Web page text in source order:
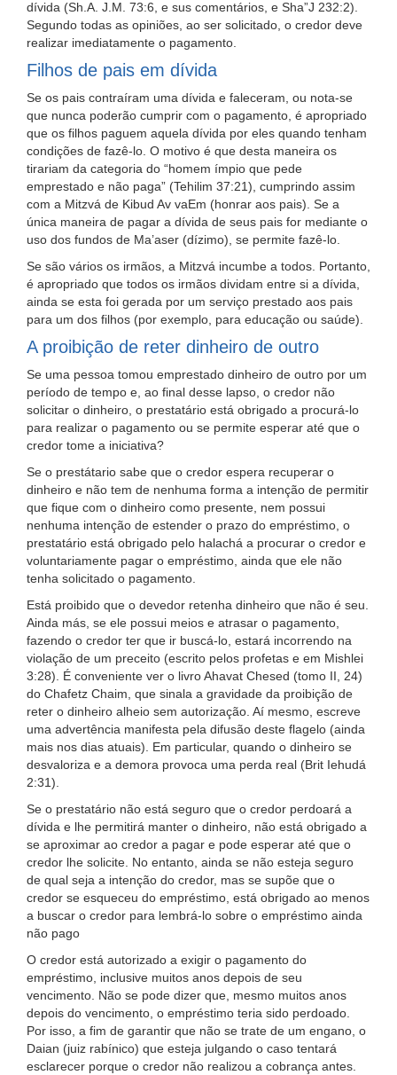
dívida (Sh.A. J.M. 73:6, e sus comentários, e Sha”J 232:2).
Segundo todas as opiniões, ao ser solicitado, o credor deve
realizar imediatamente o pagamento.
Filhos de pais em dívida
Se os pais contraíram uma dívida e faleceram, ou nota-se
que nunca poderão cumprir com o pagamento, é apropriado
que os filhos paguem aquela dívida por eles quando tenham
condições de fazê-lo. O motivo é que desta maneira os
tirariam da categoria do “homem ímpio que pede
emprestado e não paga” (Tehilim 37:21), cumprindo assim
com a Mitzvá de Kibud Av vaEm (honrar aos pais). Se a
única maneira de pagar a dívida de seus pais for mediante o
uso dos fundos de Ma’aser (dízimo), se permite fazê-lo.
Se são vários os irmãos, a Mitzvá incumbe a todos. Portanto,
é apropriado que todos os irmãos dividam entre si a dívida,
ainda se esta foi gerada por um serviço prestado aos pais
para um dos filhos (por exemplo, para educação ou saúde).
A proibição de reter dinheiro de outro
Se uma pessoa tomou emprestado dinheiro de outro por um
período de tempo e, ao final desse lapso, o credor não
solicitar o dinheiro, o prestatário está obrigado a procurá-lo
para realizar o pagamento ou se permite esperar até que o
credor tome a iniciativa?
Se o prestátario sabe que o credor espera recuperar o
dinheiro e não tem de nenhuma forma a intenção de permitir
que fique com o dinheiro como presente, nem possui
nenhuma intenção de estender o prazo do empréstimo, o
prestatário está obrigado pelo halachá a procurar o credor e
voluntariamente pagar o empréstimo, ainda que ele não
tenha solicitado o pagamento.
Está proibido que o devedor retenha dinheiro que não é seu.
Ainda más, se ele possui meios e atrasar o pagamento,
fazendo o credor ter que ir buscá-lo, estará incorrendo na
violação de um preceito (escrito pelos profetas e em Mishlei
3:28). É conveniente ver o livro Ahavat Chesed (tomo II, 24)
do Chafetz Chaim, que sinala a gravidade da proibição de
reter o dinheiro alheio sem autorização. Aí mesmo, escreve
uma advertência manifesta pela difusão deste flagelo (ainda
mais nos dias atuais). Em particular, quando o dinheiro se
desvaloriza e a demora provoca uma perda real (Brit Iehudá
2:31).
Se o prestatário não está seguro que o credor perdoará a
dívida e lhe permitirá manter o dinheiro, não está obrigado a
se aproximar ao credor a pagar e pode esperar até que o
credor lhe solicite. No entanto, ainda se não esteja seguro
de qual seja a intenção do credor, mas se supõe que o
credor se esqueceu do empréstimo, está obrigado ao menos
a buscar o credor para lembrá-lo sobre o empréstimo ainda
não pago
O credor está autorizado a exigir o pagamento do
empréstimo, inclusive muitos anos depois de seu
vencimento. Não se pode dizer que, mesmo muitos anos
depois do vencimento, o empréstimo teria sido perdoado.
Por isso, a fim de garantir que não se trate de um engano, o
Daian (juiz rabínico) que esteja julgando o caso tentará
esclarecer porque o credor não realizou a cobrança antes.